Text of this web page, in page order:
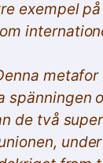
exempel
spänningen
de två